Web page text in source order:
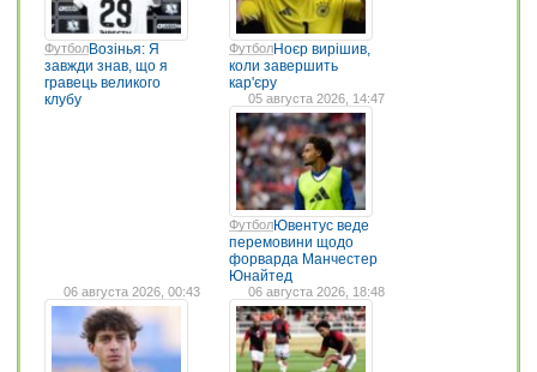
ФутболВозінья: Я
завжди знав, що я
гравець великого
клубу
ФутболНоєр вирішив,
коли завершить
кар'єру
05 августа 2026, 14:47
ФутболЮвентус веде
перемовини щодо
форварда Манчестер
Юнайтед
06 августа 2026, 00:43 06 августа 2026, 18:48